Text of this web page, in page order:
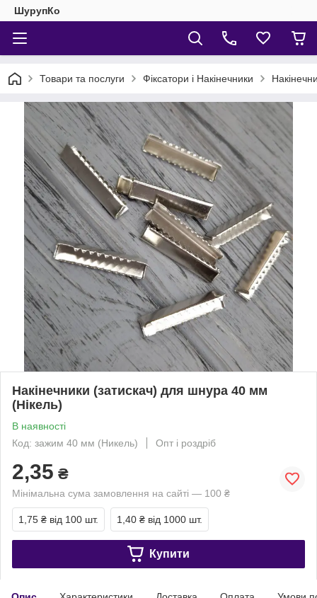
ШурупКо
Товари та послуги Фіксатори і Накінечники
Накінечники (затискач) для шнура 40 мм
(Нікель)
В наявності
Код: зажим 40 мм (Никель)
Опт і роздріб
2,35 ₴
Мінімальна сума замовлення на сайті — 100 ₴
1,75 ₴ від 100 шт. 1,40 ₴ від 1000 шт.
Купити